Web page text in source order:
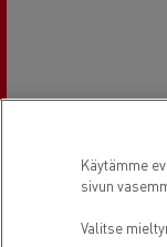
Käytämme
sivun
Valitse